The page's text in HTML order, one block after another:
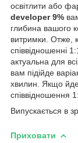
освітлити або
developer 9%
глибина вашого
витримки. Отже,
співвідношенні
актуальна для
вам підійде
хвилин. Якщо
співвідношення
Випускається в
Приховати